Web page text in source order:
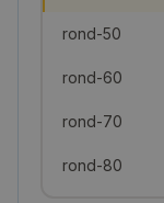
rond-50
rond-60
rond-70
rond-80